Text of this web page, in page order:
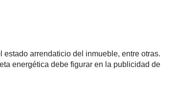
arrendaticio del inmueble, entre otras.
energética debe figurar en la publicidad de